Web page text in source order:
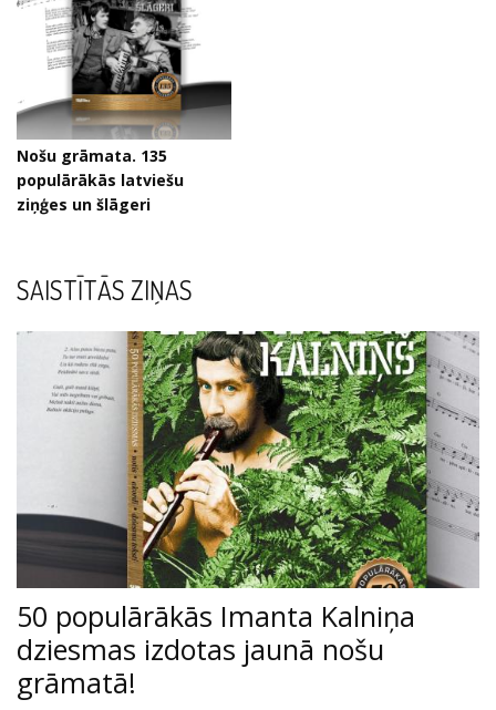
Nošu grāmata. 135
populārākās latviešu
ziņģes un šlāgeri
SAISTĪTĀS ZIŅAS
50 populārākās Imanta Kalniņa
dziesmas izdotas jaunā nošu
grāmatā!